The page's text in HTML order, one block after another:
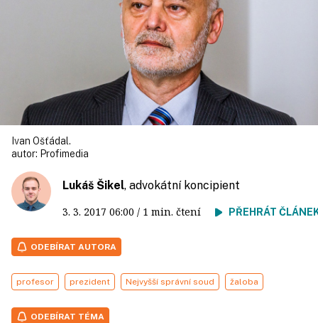
Ivan Ošťádal.
autor: Profimedia
Lukáš Šikel, advokátní koncipient
3. 3. 2017 06:00 / 1 min. čtení PŘEHRÁT
ODEBÍRAT AUTORA
profesor prezident Nejvyšší správní soud žaloba
ODEBÍRAT TÉMA